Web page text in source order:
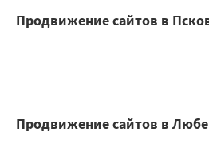
Продвижение сайтов в
Продвижение сайтов в